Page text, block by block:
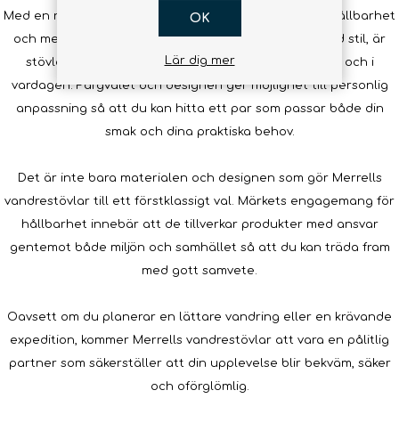
Med en robust framtoning som signalerar styrka och hållbarhet
och med delikata detaljer som inte kompromissar med stil, är
stövlarna ett populärt val både på vandringsleden och i
vardagen. Färgvalet och designen ger möjlighet till personlig
anpassning så att du kan hitta ett par som passar både din
smak och dina praktiska behov.
Det är inte bara materialen och designen som gör Merrells
vandrestövlar till ett förstklassigt val. Märkets engagemang för
hållbarhet innebär att de tillverkar produkter med ansvar
gentemot både miljön och samhället så att du kan träda fram
med gott samvete.
Oavsett om du planerar en lättare vandring eller en krävande
expedition, kommer Merrells vandrestövlar att vara en pålitlig
partner som säkerställer att din upplevelse blir bekväm, säker
och oförglömlig.
OK
Lär dig mer